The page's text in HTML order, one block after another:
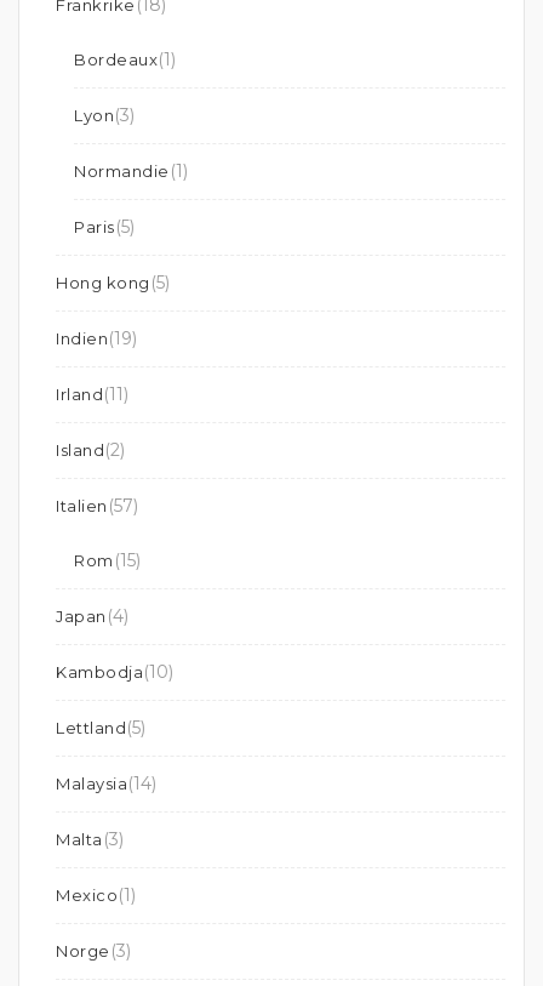
Frankrike (18)
Bordeaux(1)
Lyon(3)
Normandie (1)
Paris(5)
Hong kong (5)
Indien(19)
Irland(11)
Island(2)
Italien (57)
Rom (15)
Japan (4)
Kambodja(10)
Lettland(5)
Malaysia(14)
Malta (3)
Mexico(1)
Norge (3)